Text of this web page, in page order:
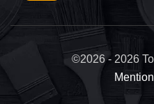
©2026 - 2026